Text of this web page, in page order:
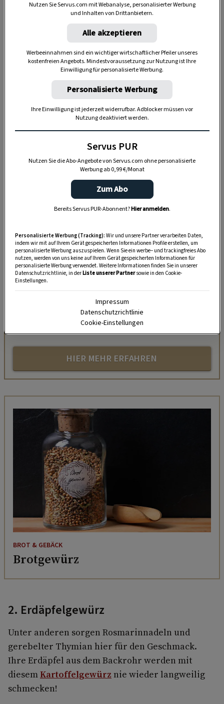
1. Brotgewürz
klassische Brotgewürzkommen
Koriandersamen, Fenchelsamen, Kümmelsamen,
Anissamen und Dillsamen in einem gewissen
Verhältnis. Wie viel davon in Ihren Brotteig
kommt, bleiben Ihnen überlassen. Je mehr, desto
intensiver wird es im Geschmack.
„Servus Garten“ auf WhatsApp
Nutzen Sie WhatsApp auf Ihrem Handy und lieben es, auf
dem Balkon, der Terrasse oder im Garten zu werkeln? In
unserem kostenlosen WhatsApp-Kanal finden Sie täglich
Tipps und Tricks für Garten, Terrasse, Balkon- und
HIER MEHR ERFAHREN
BROT & GEBÄCK
Brotgewürz
2. Erdäpfelgewürz
Unter anderen sorgen Rosmarinnadeln und
gerebelter Thymian hier für den Geschmack.
Ihre Erdäpfel aus dem Backrohr werden mit
diesemKartoffelgewürz nie wieder langweilig
schmecken!
Nutzen Sie Servus.com mit Webanalyse, personalisierter Werbung
und Inhalten von Drittanbietern.
Alle akzeptieren
Werbeeinnahmen sind ein wichtiger wirtschaftlicher Pfeiler unseres
kostenfreien Angebots. Mindestvoraussetzung zur Nutzung ist Ihre
Einwilligung für personalisierte Werbung.
Personalisierte Werbung
Ihre Einwilligung ist jederzeit widerrufbar. Adblocker müssen vor
Nutzung deaktiviert werden.
Servus PUR
Nutzen Sie die Abo-Angebote von Servus.com ohne personalisierte
Werbung ab 0,99 €/Monat
Zum Abo
Bereits Servus PUR-Abonnent?Hier anmelden.
Personalisierte Werbung (Tracking): Wir und unsere Partner verarbeiten Daten,
indem wir mit auf Ihrem Gerät gespeicherten Informationen Profile erstellen, um
personalisierte Werbung auszuspielen. Wenn Sie ein werbe– und trackingfreies Abo
nutzen, werden von uns keine auf Ihrem Gerät gespeicherten Informationen für
personalisierte Werbung verwendet. Weitere Informationen finden Sie in unserer
Datenschutzrichtlinie, in derListe unserer Partnersowie in den Cookie-
Einstellungen.
Impressum
Datenschutzrichtlinie
Cookie-Einstellungen